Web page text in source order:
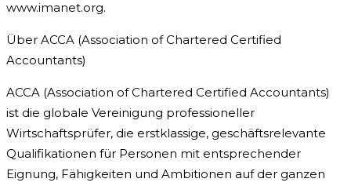
www.imanet.org.
Über ACCA (Association of Chartered Certified
Accountants)
ACCA (Association of Chartered Certified Accountants)
ist die globale Vereinigung professioneller
Wirtschaftsprüfer, die erstklassige, geschäftsrelevante
Qualifikationen für Personen mit entsprechender
Eignung, Fähigkeiten und Ambitionen auf der ganzen